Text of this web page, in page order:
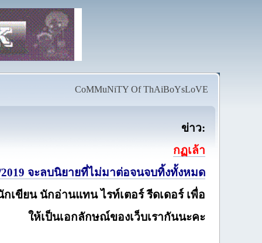
CoMMuNiTY Of ThAiBoYsLoVE
ข่าว:
กฏเล้า
2019 จะลบนิยายที่ไม่มาต่อจนจบทิ้งทั้งหมด
กเขียน นักอ่านแทน ไรท์เตอร์ รีดเดอร์ เพื่อ
ให้เป็นเอกลักษณ์ของเว็บเรากันนะคะ